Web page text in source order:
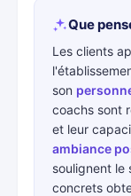
Que
Les clients
son
coachs sont
et leur
ambiance
soulignent le
concrets